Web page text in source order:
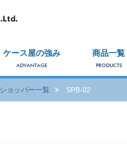
ケース屋の強み
ADVANTAGE
商品一覧
PRODUCTS
ショッパー一覧 SPB-02